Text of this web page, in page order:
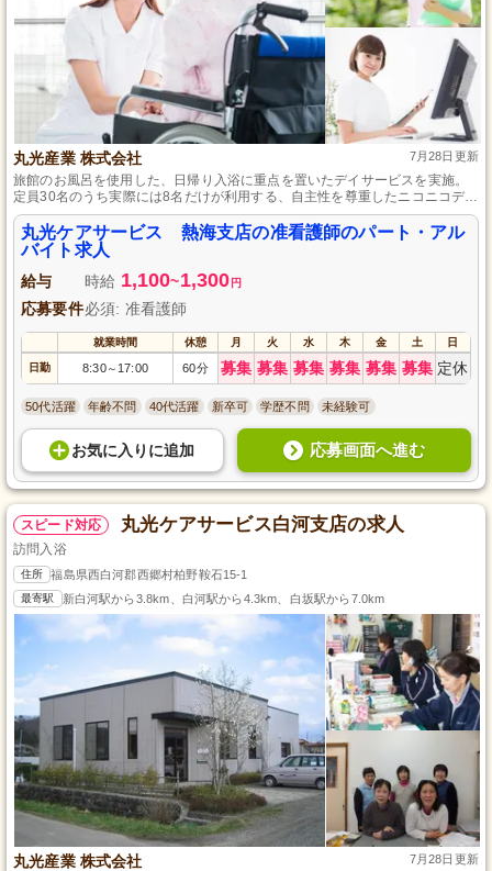
丸光産業 株式会社 7月28日更新
旅館のお風呂を使用した、日帰り入浴に重点を置いたデイサービスを実施。
定員30名のうち実際には8名だけが利用する、自主性を尊重したニコニコデイ
サービスで、必要以上にレクレーションに参加することはありません。
丸光ケアサービス 熱海支店の准看護師のパート・アル
バイト求人
給与 時給 1,100~1,300 円
応募要件必須: 准看護師
就業時間 休憩 月 火 水 木 金 土 日
日勤 8:30～ 17:00 60分 募集 募集 募集 募集 募集 募集 定休
50代活躍 年齢不問 40代活躍 新卒可 学歴不問 未経験可
お気に入り に追加 応募画面へ進む
スピード対応 丸光ケアサービス白河支店の求人
訪問入浴
住所 福島県西白河郡西郷村柏野鞍石15-1
最寄駅 新白河駅から3.8km、白河駅から4.3km、白坂駅から7.0km
丸光産業 株式会社 7月28日更新